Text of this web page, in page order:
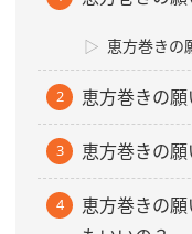
恵方巻きの
恵方巻きの
恵方巻きの
恵方巻きの